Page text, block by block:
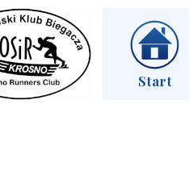
Start